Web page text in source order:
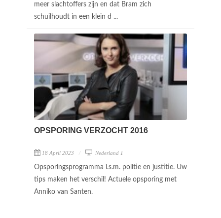
meer slachtoffers zijn en dat Bram zich
schuilhoudt in een klein d ...
OPSPORING VERZOCHT 2016
18 April 2023 Nederland 1
Opsporingsprogramma i.s.m. politie en justitie. Uw
tips maken het verschil! Actuele opsporing met
Anniko van Santen.